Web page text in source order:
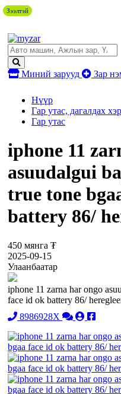
Миний зарууд Зар
Нүүр
Гар утас, дагалдах
Гар утас
iphone 11
asuudalgui
true tone
battery 86/
450 мянга ₮
2025-09-15
Улаанбаатар
iphone 11 zarna har ongo
face id ok battery 86/
8986928X
Зээлтэй
Зээлтэй